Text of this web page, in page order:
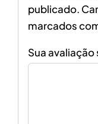
publicado.
marcados
Sua